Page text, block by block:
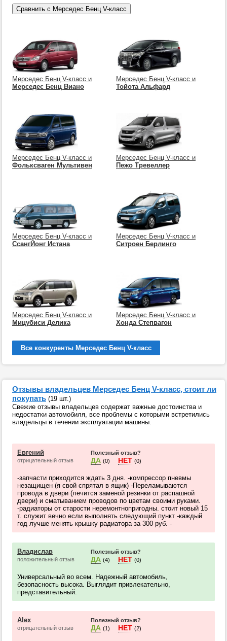
Мерседес Бенц V-класс и
Мерседес Бенц Виано
Мерседес Бенц V-класс и
Тойота Альфард
Мерседес Бенц V-класс и
Фольксваген Мультивен
Мерседес Бенц V-класс и
Пежо Тревеллер
Мерседес Бенц V-класс и
СсангЙонг Истана
Мерседес Бенц V-класс и
Ситроен Берлинго
Мерседес Бенц V-класс и
Мицубиси Делика
Мерседес Бенц V-класс и
Хонда Степвагон
Все конкуренты Мерседес Бенц V-класс
Отзывы владельцев Мерседес Бенц V-класс, стоит ли
покупать (19 шт.)
Свежие отзывы владельцев содержат важные достоинства и
недостатки автомобиля, все проблемы с которыми встретились
владельцы в течении эксплуатации машины.
Евгений
отрицательный отзыв
Полезный отзыв?
ДА (0) НЕТ (0)
-запчасти приходится ждать 3 дня. -компрессор пневмы
незащищен (я свой спрятал в ящик) -Переламываются
провода в двери (лечится заменой резинки от распашной
двери) и сматыванием проводов по цветам своими руками.
-радиаторы от старости неремонтнопригодны. стоит новый 15
т. служит вечно если выполнять следующий пункт -каждый
год лучше менять крышку радиатора за 300 руб. -
Владислав
положительный отзыв
Полезный отзыв?
ДА (4) НЕТ (0)
Универсальный во всем. Надежный автомобиль,
безопасность высока. Выглядит привлекательно,
представительный.
Alex
отрицательный отзыв
Полезный отзыв?
ДА (1) НЕТ (2)